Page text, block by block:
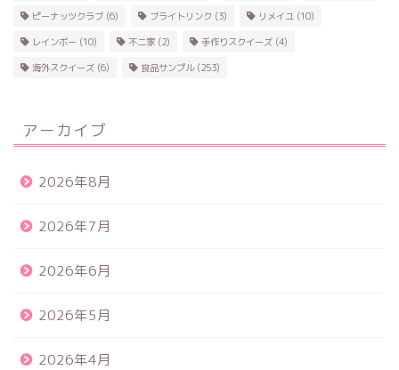
ピーナッツクラブ (6) ブライトリンク (3) リメイユ (10)
レインボー (10) 不二家 (2) 手作りスクイーズ (4)
海外スクイーズ (6) 食品サンプル(253)
アーカイブ
2026年8月
2026年7月
2026年6月
2026年5月
2026年4月